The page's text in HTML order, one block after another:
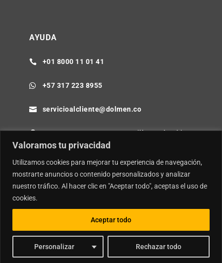
Valoramos tu privacidad
Utilizamos cookies para mejorar tu experiencia de navegación,
mostrarte anuncios o contenido personalizados y analizar
nuestro tráfico. Al hacer clic en "Aceptar todo", aceptas el uso de
cookies.
Personalizar Rechazar todo
Aceptar todo
AYUDA
 +01 8000 11 01 41
 +57 317 223 8955
 servicioalcliente@dolmen.co
 Cra 64B No. 85-80 Barranquilla - Colombia
© CopyrightDolmen SA.| Desarrollador porIdeamosweb.
Política de Seguridad de la Información e Inteligencia Artificial